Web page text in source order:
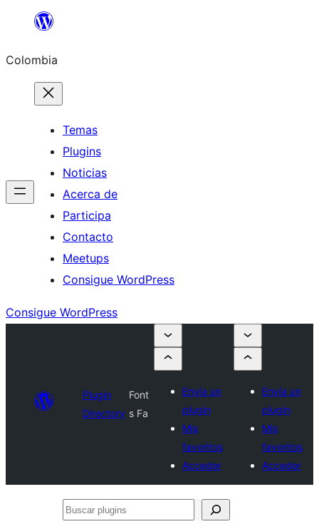
Saltar
contenido
Colombia
Temas
Plugins
Noticias
Acerca de
Participa
Contacto
Meetups
Consigue WordPress
Consigue WordPress
Plugin
Directory
Font
s Fa
Envía un
plugin
Mis
favoritos
Acceder
Envía un
plugin
Mis
favoritos
Acceder
Buscar